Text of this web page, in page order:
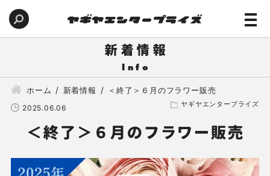
新着情報
ホーム 新着情報 ＜終了＞６月のフラワー販売
2025.06.06 ヤギヤエンタープライズ
＜終了＞６月のフラワー販売